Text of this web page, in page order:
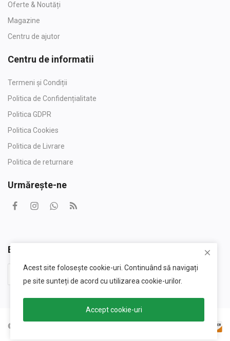
Oferte & Noutăți
Magazine
Centru de ajutor
Centru de informatii
Termeni și Condiții
Politica de Confidențialitate
Politica GDPR
Politica Cookies
Politica de Livrare
Politica de returnare
Urmărește-ne
Buletin informativ
© 2026 SunWatt
Acest site folosește cookie-uri. Continuând să navigați
pe site sunteți de acord cu utilizarea cookie-urilor.
Accept cookie-uri